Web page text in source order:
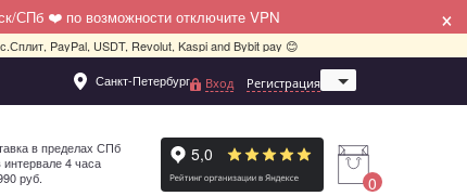
СПб ❤️ по возможности отключите VPN ×
PayPal, USDT, Revolut, Kaspi and Bybit pay 😊
Санкт-Петербург
Москва
Вход Регистрация
в пределах СПб
4 часа
руб.
0